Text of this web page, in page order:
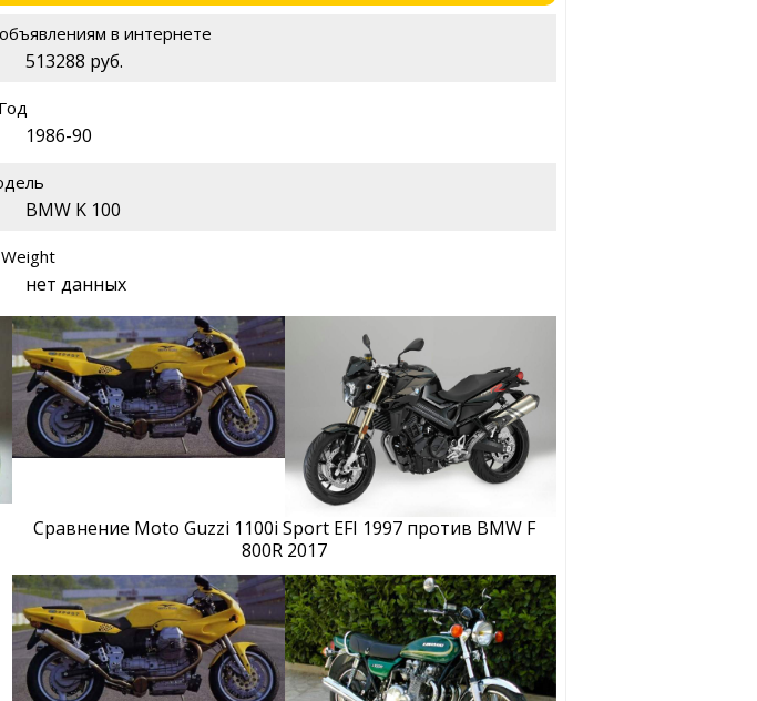
в интернете
513288 руб.
Год
1986-90
BMW K 100
нет данных
Сравнение Moto Guzzi 1100i Sport EFI 1997 против BMW F
800R 2017